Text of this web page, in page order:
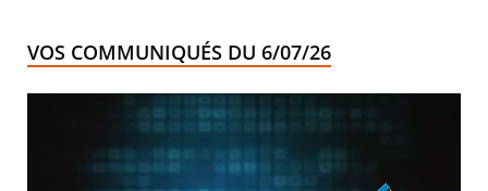
VOS COMMUNIQUÉS DU 6/07/26